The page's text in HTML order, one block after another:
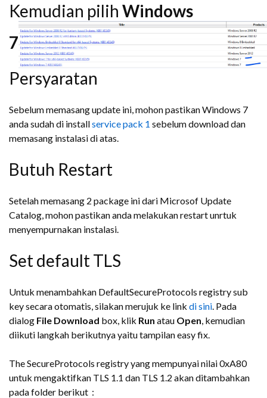
Kemudian pilih Windows
7
Persyaratan
Sebelum memasang update ini, mohon pastikan Windows 7
anda sudah di installservice pack 1 sebelum download dan
memasang instalasi di atas.
Butuh Restart
Setelah memasang 2 package ini dari Microsof Update
Catalog, mohon pastikan anda melakukan restart unrtuk
menyempurnakan instalasi.
Set default TLS
Untuk menambahkan DefaultSecureProtocols registry sub
key secara otomatis, silakan merujuk ke link di sini. Pada
dialog File Download box, klik Run atau Open, kemudian
diikuti langkah berikutnya yaitu tampilan easy fix.
The SecureProtocols registry yang mempunyai nilai 0xA80
untuk mengaktifkan TLS 1.1 dan TLS 1.2 akan ditambahkan
pada folder berikut :